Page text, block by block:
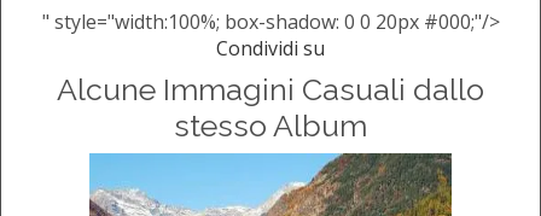
" style="width:100%; box-shadow: 0 0 20px #000;"/>
Condividi su
Alcune Immagini Casuali dallo
stesso Album